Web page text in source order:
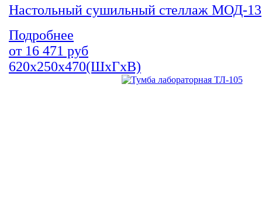
Настольный сушильный стеллаж МОД-13
Подробнее
от 16 471 руб
620х250х470(ШхГхВ)